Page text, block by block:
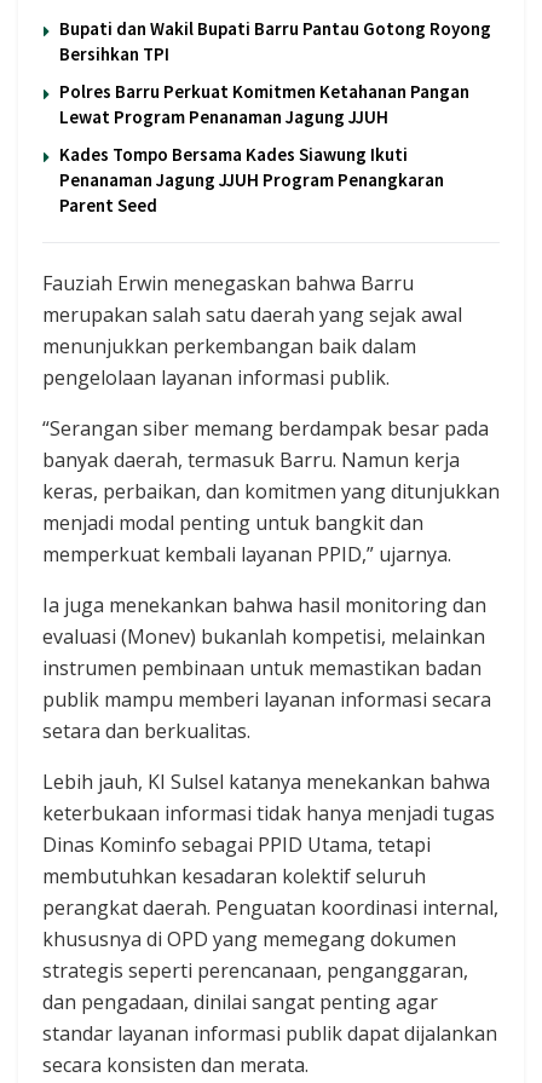
Bupati dan Wakil Bupati Barru Pantau Gotong Royong
Bersihkan TPI
Polres Barru Perkuat Komitmen Ketahanan Pangan
Lewat Program Penanaman Jagung JJUH
Kades Tompo Bersama Kades Siawung Ikuti
Penanaman Jagung JJUH Program Penangkaran
Parent Seed
Fauziah Erwin menegaskan bahwa Barru
merupakan salah satu daerah yang sejak awal
menunjukkan perkembangan baik dalam
pengelolaan layanan informasi publik.
“Serangan siber memang berdampak besar pada
banyak daerah, termasuk Barru. Namun kerja
keras, perbaikan, dan komitmen yang ditunjukkan
menjadi modal penting untuk bangkit dan
memperkuat kembali layanan PPID,” ujarnya.
Ia juga menekankan bahwa hasil monitoring dan
evaluasi (Monev) bukanlah kompetisi, melainkan
instrumen pembinaan untuk memastikan badan
publik mampu memberi layanan informasi secara
setara dan berkualitas.
Lebih jauh, KI Sulsel katanya menekankan bahwa
keterbukaan informasi tidak hanya menjadi tugas
Dinas Kominfo sebagai PPID Utama, tetapi
membutuhkan kesadaran kolektif seluruh
perangkat daerah. Penguatan koordinasi internal,
khususnya di OPD yang memegang dokumen
strategis seperti perencanaan, penganggaran,
dan pengadaan, dinilai sangat penting agar
standar layanan informasi publik dapat dijalankan
secara konsisten dan merata.